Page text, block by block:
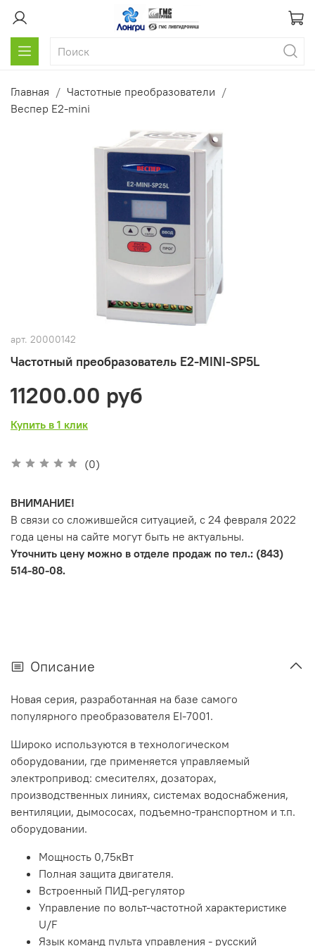
Главная
Частотные преобразователи
Веспер E2-mini
арт. 20000142
Частотный преобразователь E2-MINI-SP5L
(0)
11200.00 руб
Купить в 1 клик
ВНИМАНИЕ!
В связи со сложившейся ситуацией, с 24 февраля 2022
года цены на сайте могут быть не актуальны.
Уточнить цену можно в отделе продаж по тел.: (843)
514-80-08.
Описание
Новая серия, разработанная на базе самого
популярного преобразователя EI-7001.
Широко используются в технологическом
оборудовании, где применяется управляемый
электропривод: смесителях, дозаторах,
производственных линиях, системах водоснабжения,
вентиляции, дымососах, подъемно-транспортном и т.п.
оборудовании.
Мощность 0,75кВт
Полная защита двигателя.
Встроенный ПИД-регулятор
Управление по вольт-частотной характеристике
U/F
Язык команд пульта управления - русский